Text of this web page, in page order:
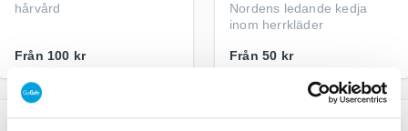
hårvård
Från 100 kr
Nordens ledande kedja
inom herrkläder
Från 50 kr